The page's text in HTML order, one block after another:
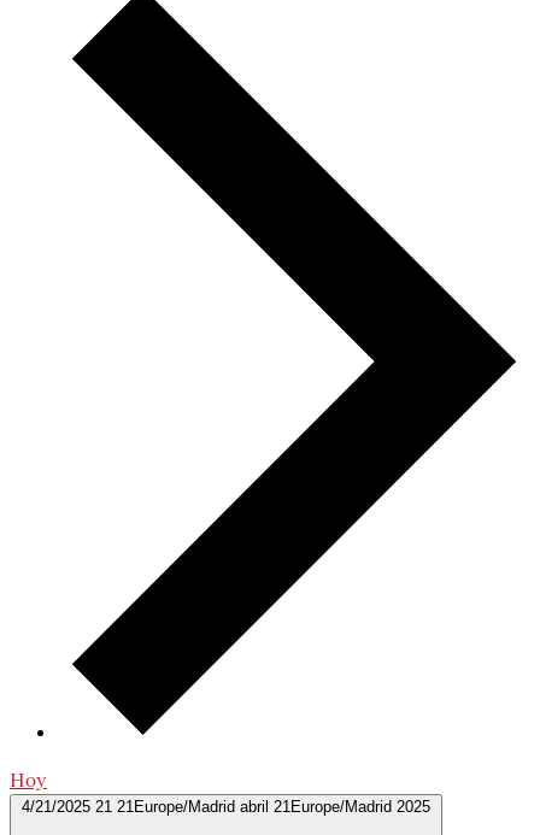
Hoy
4/21/2025 21 21Europe/Madrid abril 21Europe/Madrid 2025